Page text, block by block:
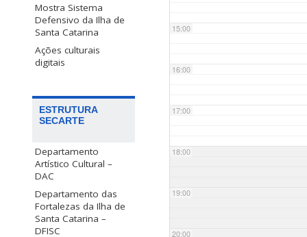
Mostra Sistema
Defensivo da Ilha de
Santa Catarina
Ações culturais
digitais
ESTRUTURA
SECARTE
Departamento
Artístico Cultural –
DAC
Departamento das
Fortalezas da Ilha de
Santa Catarina –
DFISC
15:00
16:00
17:00
18:00
19:00
20:00